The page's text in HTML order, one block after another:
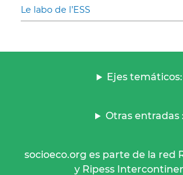
Le labo de l’ESS
Ejes temáticos:
Otras entradas :
socioeco.org es parte de la red
y Ripess